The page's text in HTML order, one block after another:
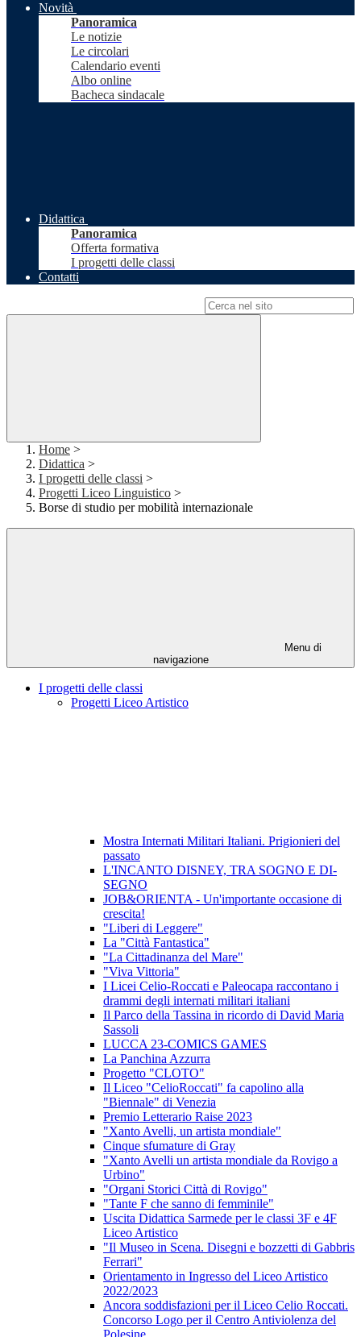
Novità
Panoramica
Le notizie
Le circolari
Calendario eventi
Albo online
Bacheca sindacale
Didattica
Panoramica
Offerta formativa
I progetti delle classi
Contatti
Home >
Didattica >
I progetti delle classi >
Progetti Liceo Linguistico >
Borse di studio per mobilità internazionale
Menu di
navigazione
I progetti delle classi
Progetti Liceo Artistico
Mostra Internati Militari Italiani. Prigionieri del
passato
L'INCANTO DISNEY, TRA SOGNO E DI-
SEGNO
JOB&ORIENTA - Un'importante occasione di
crescita!
"Liberi di Leggere"
La "Città Fantastica"
"La Cittadinanza del Mare"
"Viva Vittoria"
I Licei Celio-Roccati e Paleocapa raccontano i
drammi degli internati militari italiani
Il Parco della Tassina in ricordo di David Maria
Sassoli
LUCCA 23-COMICS GAMES
La Panchina Azzurra
Progetto "CLOTO"
Il Liceo "CelioRoccati" fa capolino alla
"Biennale" di Venezia
Premio Letterario Raise 2023
"Xanto Avelli, un artista mondiale"
Cinque sfumature di Gray
"Xanto Avelli un artista mondiale da Rovigo a
Urbino"
"Organi Storici Città di Rovigo"
"Tante F che sanno di femminile"
Uscita Didattica Sarmede per le classi 3F e 4F
Liceo Artistico
"Il Museo in Scena. Disegni e bozzetti di Gabbris
Ferrari"
Orientamento in Ingresso del Liceo Artistico
2022/2023
Ancora soddisfazioni per il Liceo Celio Roccati.
Concorso Logo per il Centro Antiviolenza del